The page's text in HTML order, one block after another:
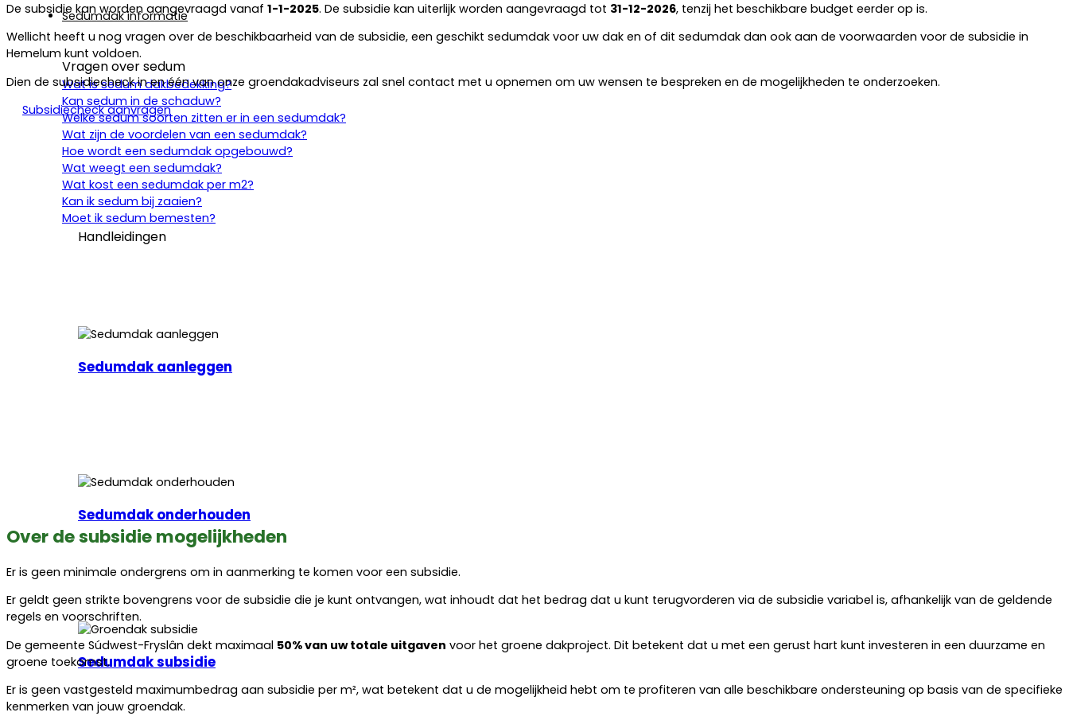
Sedumdak informatie
Vragen over sedum
Wat is sedum dakbedekking?
Kan sedum in de schaduw?
Welke sedum soorten zitten er in een sedumdak?
Wat zijn de voordelen van een sedumdak?
Hoe wordt een sedumdak opgebouwd?
Wat weegt een sedumdak?
Wat kost een sedumdak per m2?
Kan ik sedum bij zaaien?
Moet ik sedum bemesten?
Handleidingen
Sedumdak aanleggen
Sedumdak onderhouden
Sedumdak subsidie
De subsidie kan worden aangevraagd vanaf 1-1-2025. De subsidie kan uiterlijk worden aangevraagd tot 31-12-2026, tenzij het beschikbare budget eerder op is.
Wellicht heeft u nog vragen over de beschikbaarheid van de subsidie, een geschikt sedumdak voor uw dak en of dit sedumdak dan ook aan de voorwaarden voor de subsidie in
Hemelum kunt voldoen.
Dien de subsidiecheck in en één van onze groendakadviseurs zal snel contact met u opnemen om uw wensen te bespreken en de mogelijkheden te onderzoeken.
Subsidiecheck aanvragen
Over de subsidie mogelijkheden
Er is geen minimale ondergrens om in aanmerking te komen voor een subsidie.
Er geldt geen strikte bovengrens voor de subsidie die je kunt ontvangen, wat inhoudt dat het bedrag dat u kunt terugvorderen via de subsidie variabel is, afhankelijk van de geldende
regels en voorschriften.
De gemeente Súdwest-Fryslân dekt maximaal 50% van uw totale uitgaven voor het groene dakproject. Dit betekent dat u met een gerust hart kunt investeren in een duurzame en
groene toekomst.
Er is geen vastgesteld maximumbedrag aan subsidie per m², wat betekent dat u de mogelijkheid hebt om te profiteren van alle beschikbare ondersteuning op basis van de specifieke
kenmerken van jouw groendak.